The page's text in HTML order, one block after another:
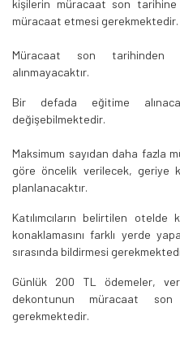
kişilerin müracaat son
müracaat etmesi gerekmektedir.
Müracaat son tarihinden
alınmayacaktır.
Bir defada eğitime
değişebilmektedir.
Maksimum sayıdan daha fazla
göre öncelik verilecek, geriye
planlanacaktır.
Katılımcıların belirtilen
konaklamasını farklı yerde
sırasında bildirmesi
Günlük 200 TL ödemeler,
dekontunun müracaat
gerekmektedir.